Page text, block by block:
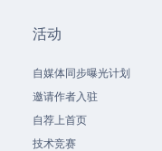
活动
自媒体同步曝光计划
邀请作者入驻
自荐上首页
技术竞赛